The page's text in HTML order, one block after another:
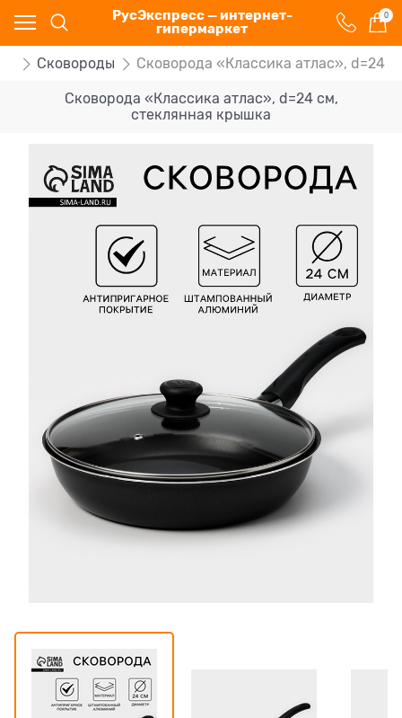
РусЭкспресс — интернет-
гипермаркет
0
Сковороды Сковорода «Классика атлас», d=24
Сковорода «Классика атлас», d=24 см,
стеклянная крышка